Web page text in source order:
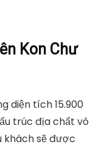
Kon Chư
diện tích 15.900
trúc địa chất vô
khách sẽ được